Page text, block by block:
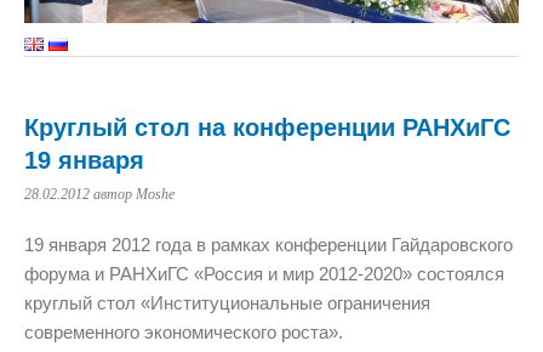
Круглый стол на конференции РАНХиГС
19 января
28.02.2012 автор Moshe
19 января 2012 года в рамках конференции Гайдаровского
форума и РАНХиГС «Россия и мир 2012-2020» состоялся
круглый стол «Институциональные ограничения
современного экономического роста».